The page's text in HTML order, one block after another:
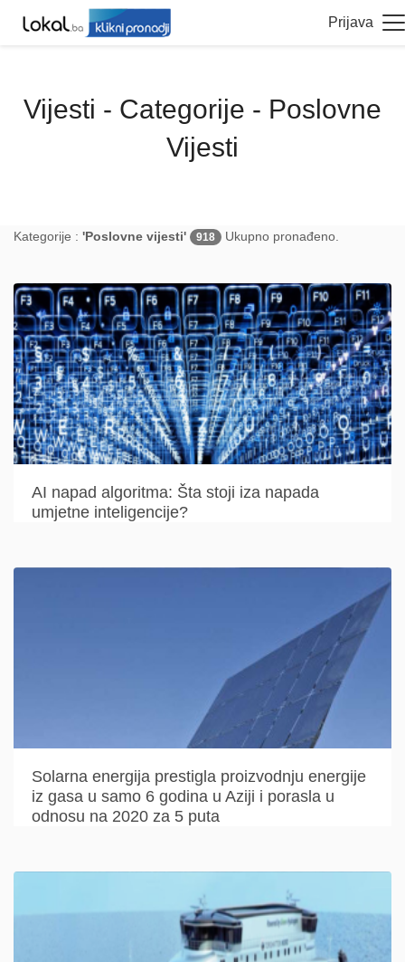
Prijava
Vijesti - Categorije - Poslovne
Vijesti
Kategorije : 'Poslovne vijesti' 918 Ukupno pronađeno.
AI napad algoritma: Šta stoji iza napada
umjetne inteligencije?
Solarna energija prestigla proizvodnju energije
iz gasa u samo 6 godina u Aziji i porasla u
odnosu na 2020 za 5 puta